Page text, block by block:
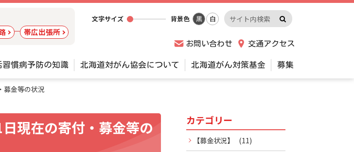
帯広出張所
ー
文字サイズ 背景色 黒 白
サ
イ
ト
検
索
ー
検
索
実
お問い合わせ 交通アクセス
習慣病予防の知識 北海道対がん協会について 北海道がん対策基金 募集
募金等の状況
現在の寄付・募金等の
サ
イ
カテゴリー
【募金状況】 (11)